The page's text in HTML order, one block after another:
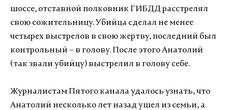
шоссе, отставной полковник ГИБДД расстрелял
свою сожительницу. Убийца сделал не менее
четырех выстрелов в свою жертву, последний был
контрольный – в голову. После этого Анатолий
(так звали убийцу) выстрелил в голову себе.
Журналистам Пятого канала удалось узнать, что
Анатолий несколько лет назад ушел из семьи, а